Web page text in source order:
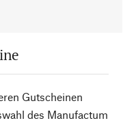
Gutscheinen
des Manufactum